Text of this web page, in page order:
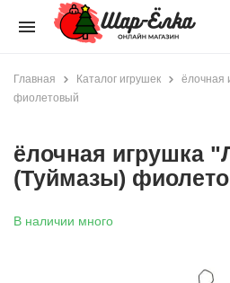
menu
Главная Каталог игрушек
ёлочная
фиолетовый
ёлочная игрушка
(Туймазы)
В наличии много